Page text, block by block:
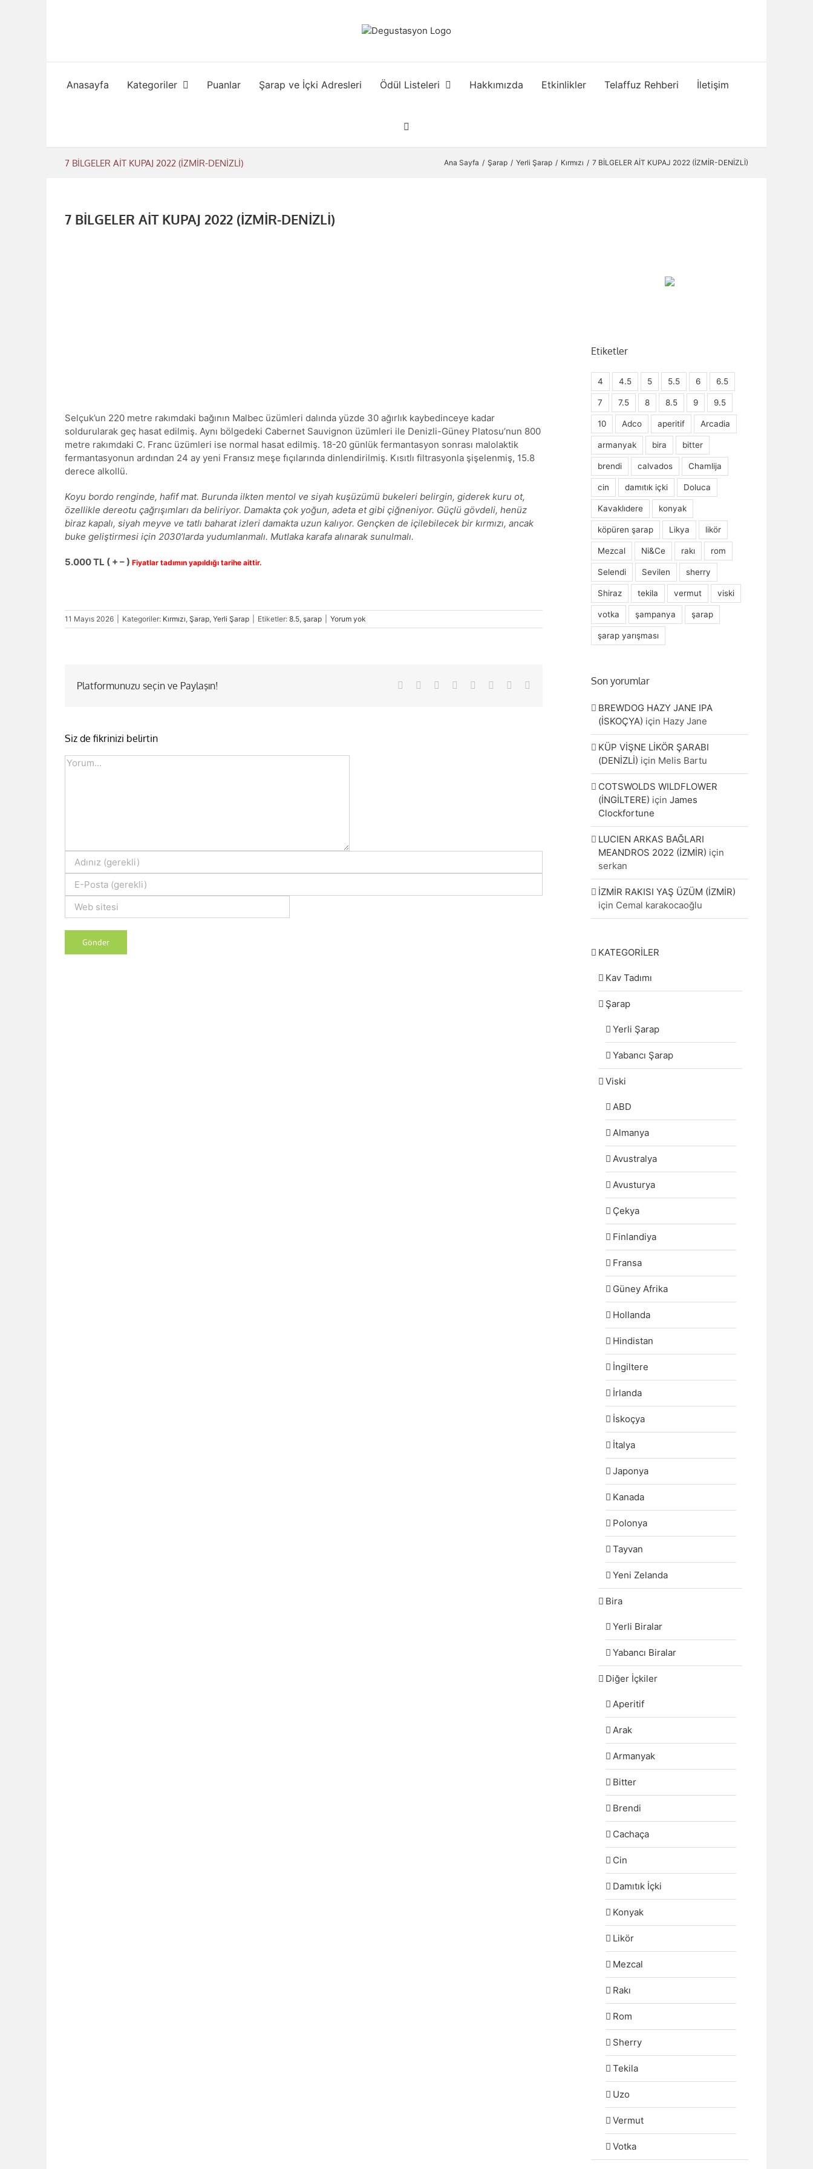
Anasayfa Kategoriler Puanlar Şarap ve İçki Adresleri Ödül Listeleri Hakkımızda Etkinlikler Telaffuz Rehberi İletişim
7 BİLGELER AİT KUPAJ 2022 (İZMİR-DENİZLİ) Ana Sayfa Şarap Yerli Şarap Kırmızı 7 BİLGELER AİT KUPAJ 2022 (İZMİR-DENİZLİ)
7 BİLGELER AİT KUPAJ 2022 (İZMİR-DENİZLİ)
Selçuk’un 220 metre rakımdaki bağının Malbec üzümleri dalında yüzde 30 ağırlık kaybedinceye kadar
soldurularak geç hasat edilmiş. Aynı bölgedeki Cabernet Sauvignon üzümleri ile Denizli-Güney Platosu’nun 800
metre rakımdaki C. Franc üzümleri ise normal hasat edilmiş. 18-20 günlük fermantasyon sonrası malolaktik
fermantasyonun ardından 24 ay yeni Fransız meşe fıçılarında dinlendirilmiş. Kısıtlı filtrasyonla şişelenmiş, 15.8
derece alkollü.
Koyu bordo renginde, hafif mat. Burunda ilkten mentol ve siyah kuşüzümü bukeleri belirgin, giderek kuru ot,
özellikle dereotu çağrışımları da beliriyor. Damakta çok yoğun, adeta et gibi çiğneniyor. Güçlü gövdeli, henüz
biraz kapalı, siyah meyve ve tatlı baharat izleri damakta uzun kalıyor. Gençken de içilebilecek bir kırmızı, ancak
buke geliştirmesi için 2030’larda yudumlanmalı. Mutlaka karafa alınarak sunulmalı.
5.000 TL ( + – ) Fiyatlar tadımın yapıldığı tarihe aittir.
11 Mayıs 2026 Kategoriler: Kırmızı, Şarap, Yerli Şarap Etiketler: 8.5, şarap Yorum yok
Platformunuzu seçin ve Paylaşın! Facebook Reddit LinkedIn
TumblrPinterest
Siz de fikrinizi belirtin
Comment
Etiketler
4 4.5 5 5.5 6 6.5
7 7.5 8 8.5 9 9.5
10 Adco aperitif Arcadia
armanyak bira bitter
brendi calvados Chamlija
cin damıtık içki Doluca
Kavaklıdere konyak
köpüren şarap Likya likör
Mezcal Ni&Ce rakı rom
Selendi Sevilen sherry
Shiraz tekila vermut viski
votka şampanya şarap
şarap yarışması
Son yorumlar
BREWDOG HAZY JANE IPA
(İSKOÇYA) için Hazy Jane
KÜP VİŞNE LİKÖR ŞARABI
(DENİZLİ) için Melis Bartu
COTSWOLDS WILDFLOWER
(İNGİLTERE) içinJames
Clockfortune
LUCIEN ARKAS BAĞLARI
MEANDROS 2022 (İZMİR) için
serkan
İZMİR RAKISI YAŞ ÜZÜM (İZMİR)
için Cemal karakocaoğlu
KATEGORİLER
Kav Tadımı
Şarap
Yerli Şarap
Yabancı Şarap
Viski
ABD
Almanya
Avustralya
Avusturya
Çekya
Finlandiya
Fransa
Güney Afrika
Hollanda
Hindistan
İngiltere
İrlanda
İskoçya
İtalya
Japonya
Kanada
Polonya
Tayvan
Yeni Zelanda
Bira
Yerli Biralar
Yabancı Biralar
Diğer İçkiler
Aperitif
Arak
Armanyak
Bitter
Brendi
Cachaça
Cin
Damıtık İçki
Konyak
Likör
Mezcal
Rakı
Rom
Sherry
Tekila
Uzo
Vermut
Votka